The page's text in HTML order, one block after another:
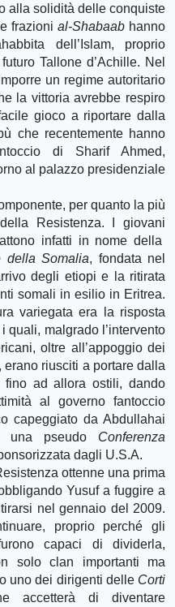
alla solidità delle conquiste
frazioni al-Shabaabhanno
dell’Islam, proprio
Tallone d’Achille. Nel
un regime autoritario
la vittoria avrebbe respiro
gioco a riportare dalla
che recentemente hanno
di Sharif Ahmed,
al palazzo presidenziale
per quanto la più
Resistenza. I giovani
infatti in nome della
della Somalia, fondata nel
degli etiopi e la ritirata
somali in esilio in Eritrea.
variegata era la risposta
quali, malgrado l’intervento
oltre all’appoggio dei
, erano riusciti a portare dalla
ad allora ostili, dando
al governo fantoccio
capeggiato da Abdullahai
una pseudo Conferenza
dagli U.S.A.
ottenne una prima
Yusuf a fuggire a
nel gennaio del 2009.
proprio perché gli
capaci di dividerla,
solo clan importanti ma
uno dei dirigenti delle Corti
accetterà di diventare